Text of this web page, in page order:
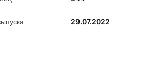
29.07.2022